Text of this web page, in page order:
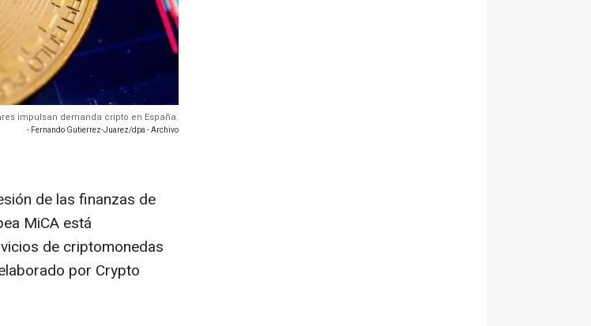
impulsan demanda cripto en España.
- Fernando Gutierrez-Juarez/dpa - Archivo
de las finanzas de
MiCA está
de criptomonedas
por Crypto